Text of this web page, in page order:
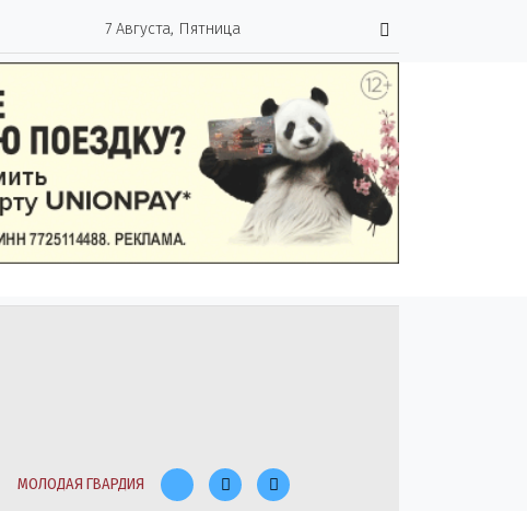
7 Августа, Пятница
МОЛОДАЯ ГВАРДИЯ